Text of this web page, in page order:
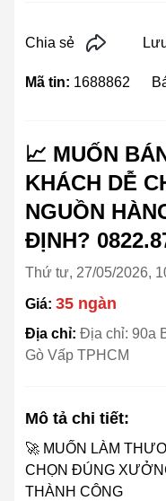
Chia sẻ
Mã tin: 1688862
📈 MUỐN
KHÁCH DỄ
NGUỒN
ĐỊNH?
Thứ tư, 27/05/2026,
Giá: 35 ngàn
Địa chỉ: Địa chỉ: 90a
Gò Vấp TPHCM
Mô tả chi tiết:
🚀 MUỐN LÀM
CHỌN ĐÚNG
THÀNH CÔNG